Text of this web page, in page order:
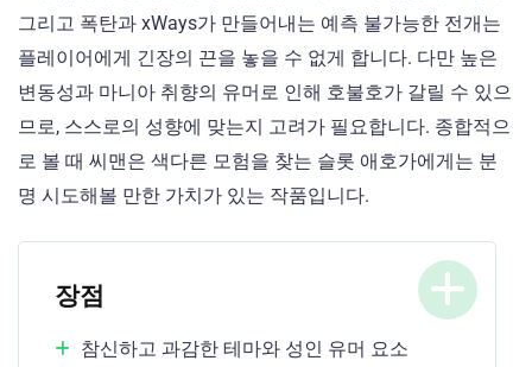
그리고 폭탄과 xWays가 만들어내는 예측 불가능한 전개는
플레이어에게 긴장의 끈을 놓을 수 없게 합니다. 다만 높은
변동성과 마니아 취향의 유머로 인해 호불호가 갈릴 수 있으
므로, 스스로의 성향에 맞는지 고려가 필요합니다. 종합적으
로 볼 때 씨맨은 색다른 모험을 찾는 슬롯 애호가에게는 분
명 시도해볼 만한 가치가 있는 작품입니다.
장점
참신하고 과감한 테마와 성인 유머 요소